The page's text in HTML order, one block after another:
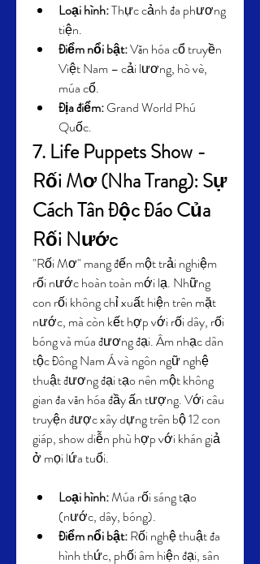
Loại hình: Thực cảnh đa phương
tiện.
Điểm nổi bật: Văn hóa cổ truyền
Việt Nam – cải lương, hò vè,
múa cổ.
Địa điểm: Grand World Phú
Quốc.
7. Life Puppets Show -
Rối Mơ (Nha Trang): Sự
Cách Tân Độc Đáo Của
Rối Nước
"Rối Mơ" mang đến một trải nghiệm
rối nước hoàn toàn mới lạ. Những
con rối không chỉ xuất hiện trên mặt
nước, mà còn kết hợp với rối dây, rối
bóng và múa đương đại. Âm nhạc dân
tộc Đông Nam Á và ngôn ngữ nghệ
thuật đương đại tạo nên một không
gian đa văn hóa đầy ấn tượng. Với câu
truyện được xây dựng trên bộ 12 con
giáp, show diễn phù hợp với khán giả
ở mọi lứa tuổi.
Loại hình: Múa rối sáng tạo
(nước, dây, bóng).
Điểm nổi bật: Rối nghệ thuật đa
hình thức, phối âm hiện đại, sân